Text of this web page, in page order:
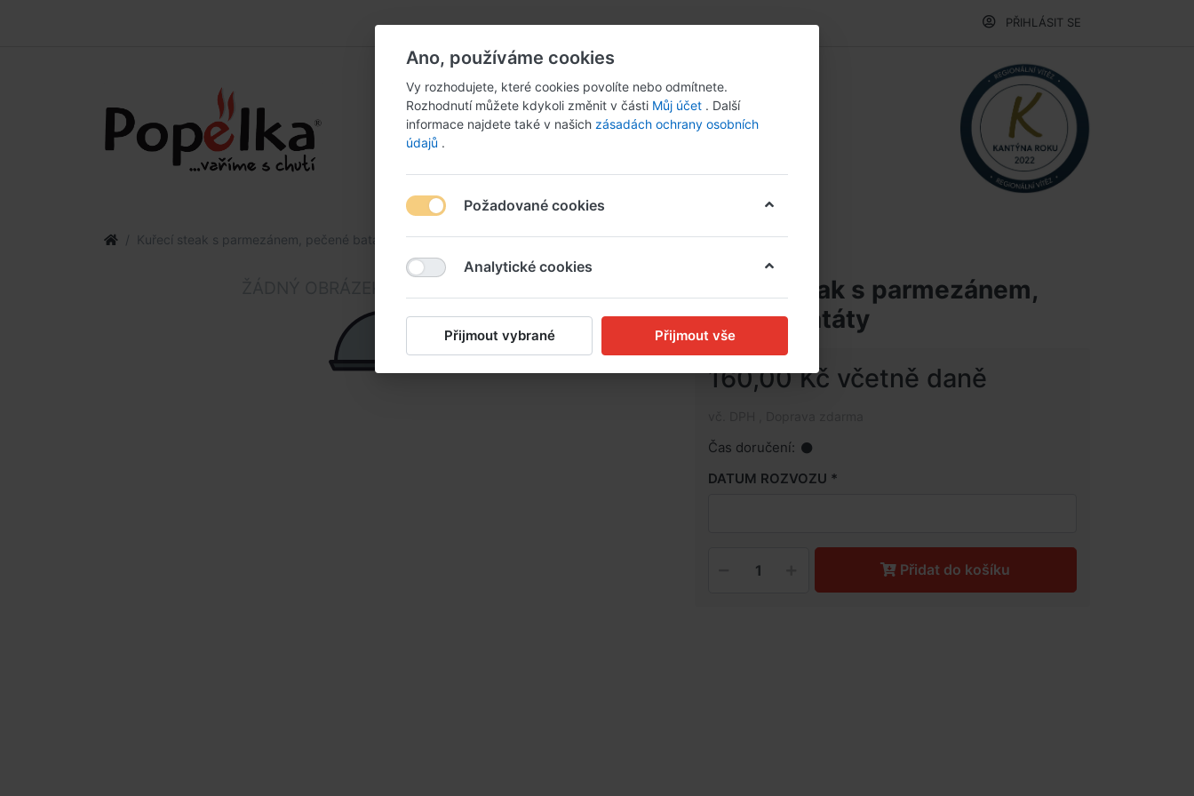
PŘIHLÁSIT SE
Kuřecí steak s parmezánem, pečené batáty
Kuřecí steak s parmezánem,
pečené batáty
160,00 Kč včetně daně
Čas doručení:
DATUM ROZVOZU
Přidat do košíku
Ano, používáme cookies
Vy rozhodujete, které cookies povolíte nebo odmítnete.
Rozhodnutí můžete kdykoli změnit v části Můj účet . Další
informace najdete také v našich zásadách ochrany osobních
údajů .
Požadované cookies
Analytické cookies
Přijmout vybrané Přijmout vše